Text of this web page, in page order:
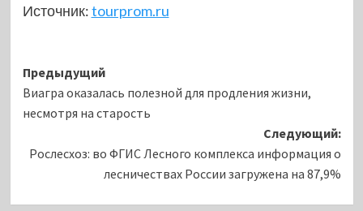
Источник:tourprom.ru
Навигация
записи
Предыдущий
Виагра оказалась полезной для продления жизни,
несмотря на старость
Следующий:
Рослесхоз: во ФГИС Лесного комплекса информация о
лесничествах России загружена на 87,9%